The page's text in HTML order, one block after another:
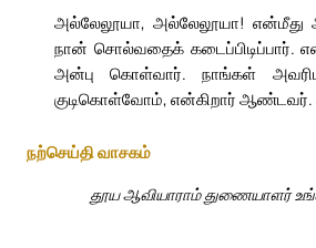
அல்லேலூயா, அல்லேலூயா!
நான் சொல்வதைக் கடைப்பிடிப்பார்.
அன்பு கொள்வார். நாங்கள்
குடிகொள்வோம், என்கிறார் ஆண்டவர்.
நற்செய்தி வாசகம்
தூய ஆவியாராம் துணையாளர்